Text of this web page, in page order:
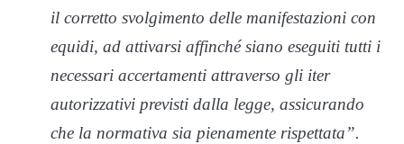
il corretto svolgimento delle manifestazioni con
equidi, ad attivarsi affinché siano eseguiti tutti i
necessari accertamenti attraverso gli iter
autorizzativi previsti dalla legge, assicurando
che la normativa sia pienamente rispettata”.